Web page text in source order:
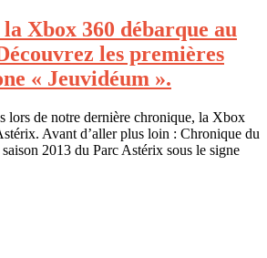
Xbox 360 débarque au
les premières
« Jeuvidéum ».
lors de notre dernière chronique, la Xbox
Avant d’aller plus loin : Chronique du
2013 du Parc Astérix sous le signe